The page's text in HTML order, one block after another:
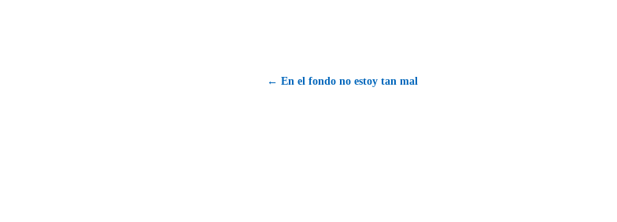
← En el fondo no estoy tan mal